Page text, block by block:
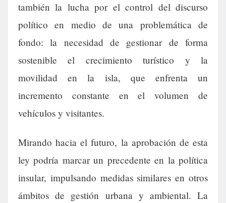
también la lucha por el control del discurso
político en medio de una problemática de
fondo: la necesidad de gestionar de forma
sostenible el crecimiento turístico y la
movilidad en la isla, que enfrenta un
incremento constante en el volumen de
vehículos y visitantes.
Mirando hacia el futuro, la aprobación de esta
ley podría marcar un precedente en la política
insular, impulsando medidas similares en otros
ámbitos de gestión urbana y ambiental. La